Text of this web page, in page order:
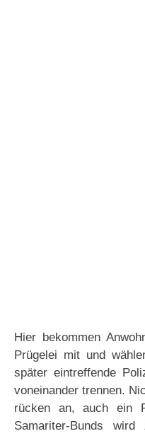
Hier bekommen
Prügelei mit und
später eintreffende
voneinander trennen.
rücken an, auch ein
Samariter-Bunds